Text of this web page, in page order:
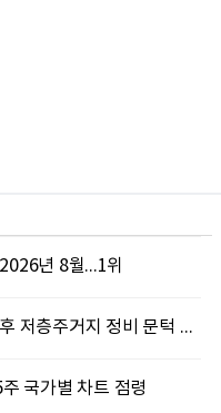
년 8월...1위
수원시, '새빛타운' 후보지 공모…노후 저층주거지 정비 문턱 낮췄다
국가별 차트 점령